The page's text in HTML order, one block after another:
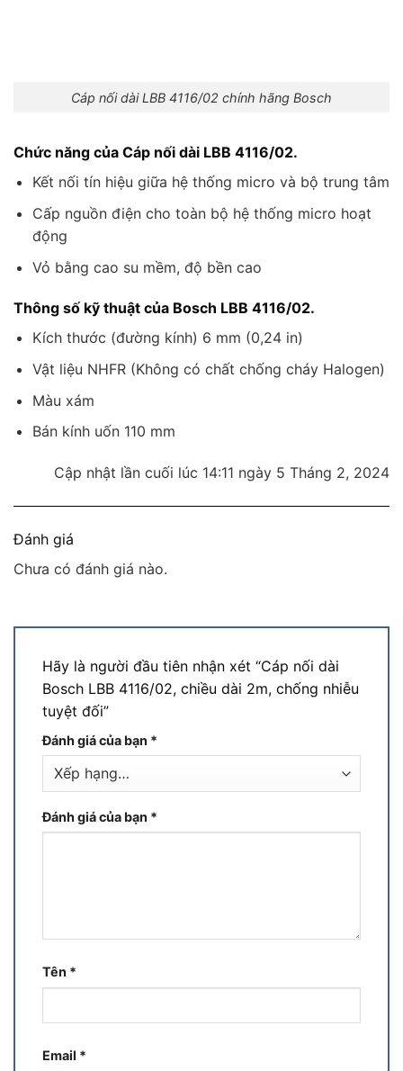
Cáp nối dài LBB 4116/02 chính hãng Bosch
Chức năng của Cáp nối dài LBB 4116/02.
Kết nối tín hiệu giữa hệ thống micro và bộ trung tâm
Cấp nguồn điện cho toàn bộ hệ thống micro hoạt
động
Vỏ bằng cao su mềm, độ bền cao
Thông số kỹ thuật của Bosch LBB 4116/02.
Kích thước (đường kính) 6 mm (0,24 in)
Vật liệu NHFR (Không có chất chống cháy Halogen)
Màu xám
Bán kính uốn 110 mm
Cập nhật lần cuối lúc 14:11 ngày 5 Tháng 2, 2024
Đánh giá
Chưa có đánh giá nào.
Hãy là người đầu tiên nhận xét “Cáp nối dài
Bosch LBB 4116/02, chiều dài 2m, chống nhiễu
tuyệt đối”
Đánh giá của bạn *
Đánh giá của bạn *
Tên *
Email *